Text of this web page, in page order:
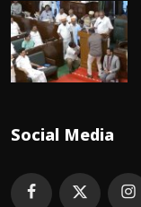
Social Media